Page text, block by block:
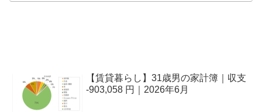
【賃貸暮らし】31歳男の家計簿｜収支
-903,058 円｜2026年6月